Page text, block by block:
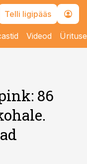
Telli ligipääs
Videod
86